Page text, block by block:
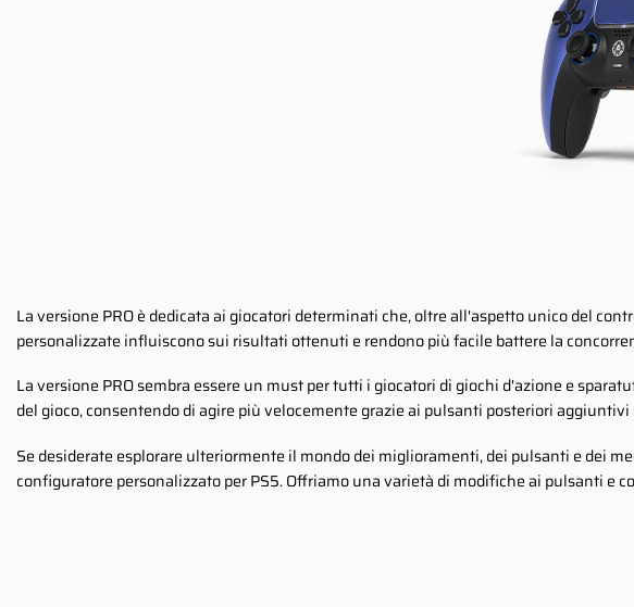
La versione PRO è dedicata ai giocatori determinati che, oltre all'aspetto unico del
personalizzate influiscono sui risultati ottenuti e rendono più facile battere la
La versione PRO sembra essere un must per tutti i giocatori di giochi d'azione e
del gioco, consentendo di agire più velocemente grazie ai pulsanti posteriori
Se desiderate esplorare ulteriormente il mondo dei miglioramenti, dei pulsanti e dei
configuratore personalizzato per PS5. Offriamo una varietà di modifiche ai pulsanti e